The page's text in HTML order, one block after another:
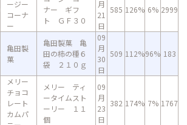
ージー
コーナ
ー
ナー ギフ
ト ＧＦ３０
月
21
日
585 126% 6% 2999
亀田製
菓
亀田製菓 亀
田の柿の種６
袋 ２１０ｇ
09
月
30
日
509 112%96% 183
メリー
チョコ
レート
カムパ
メリー ティ
ータイムスト
ーリー １１
個
09
月
23
日
382 174% 7% 1767